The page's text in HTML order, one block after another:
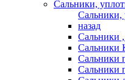
Сальники,
Сальники,
назад
Сальники ,
Сальники
Сальники
Сальники